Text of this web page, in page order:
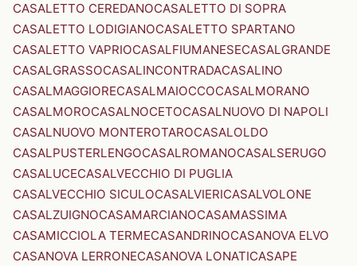
CASALETTO CEREDANOCASALETTO DI SOPRA
CASALETTO LODIGIANOCASALETTO SPARTANO
CASALETTO VAPRIOCASALFIUMANESECASALGRANDE
CASALGRASSOCASALINCONTRADACASALINO
CASALMAGGIORECASALMAIOCCOCASALMORANO
CASALMOROCASALNOCETOCASALNUOVO DI NAPOLI
CASALNUOVO MONTEROTAROCASALOLDO
CASALPUSTERLENGOCASALROMANOCASALSERUGO
CASALUCECASALVECCHIO DI PUGLIA
CASALVECCHIO SICULOCASALVIERICASALVOLONE
CASALZUIGNOCASAMARCIANOCASAMASSIMA
CASAMICCIOLA TERMECASANDRINOCASANOVA ELVO
CASANOVA LERRONECASANOVA LONATICASAPE